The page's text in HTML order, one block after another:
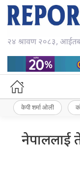
२४ श्रावण २०८३,
केपी शर्मा ओली
नेपाललाई